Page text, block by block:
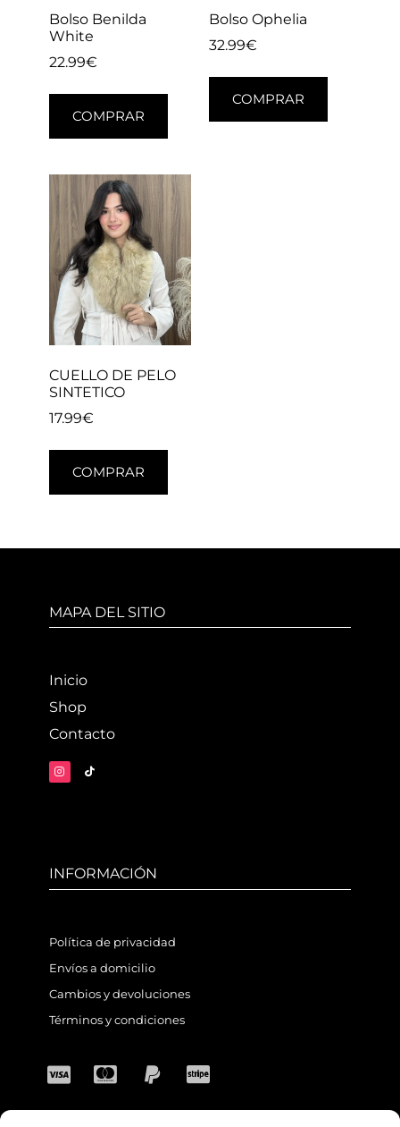
Bolso Benilda
White
22.99€
COMPRAR
Bolso Ophelia
32.99€
COMPRAR
CUELLO DE PELO
SINTETICO
17.99€
COMPRAR
MAPA DEL SITIO
Inicio
Shop
Contacto
INFORMACIÓN
Política de privacidad
Envíos a domicilio
Cambios y devoluciones
Términos y condiciones